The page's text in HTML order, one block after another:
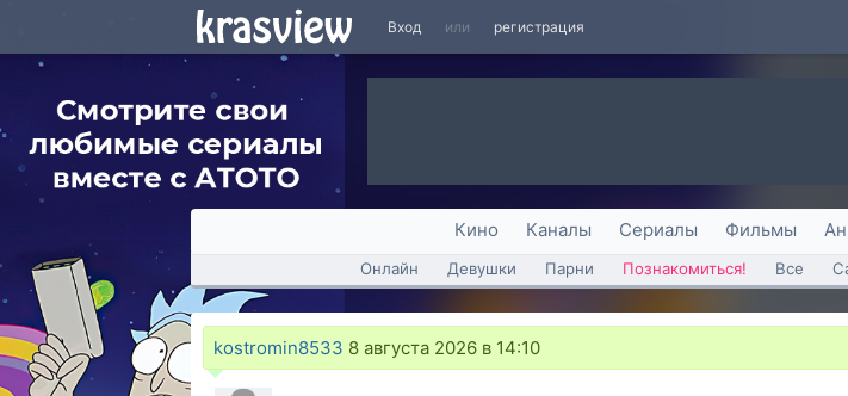
Вход или регистрация
Кино Каналы Сериалы Фильмы
Онлайн Девушки Парни Познакомиться! Все
kostromin8533 8 августа 2026 в 14:10